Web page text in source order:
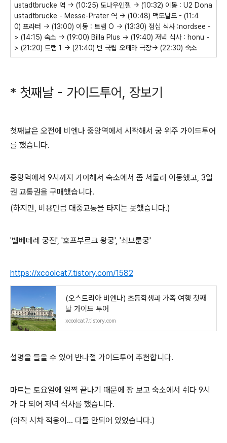
ustadtbrucke 역 -> (10:25) 도나우인젤 -> (10:32) 이동 : U2 Dona
ustadtbrucke - Messe-Prater 역 -> (10:48) 맥도날드 - (11:4
0) 프라터 -> (13:00) 이동 : 트램 O -> (13:30) 점심 식사 :nordsee -
> (14:15) 숙소 -> (19:00) Billa Plus -> (19:40) 저녁 식사 : honu -
> (21:20) 트램 1 -> (21:40) 빈 국립 오페라 극장-> (22:30) 숙소
* 첫째날 - 가이드투어, 장보기
첫째날은 오전에 비엔나 중앙역에서 시작해서 궁 위주 가이드투어
를 했습니다.
중앙역에서 9시까지 가야해서 숙소에서 좀 서둘러 이동했고, 3일
권 교통권을 구매했습니다.
(하지만, 비용만큼 대중교통을 타지는 못했습니다.)
'벨베데레 궁전', '호프부르크 왕궁', '쇠브룬궁'
https://xcoolcat7.tistory.com/1582
(오스트리아 비엔나) 초등학생과 가족 여행 첫째
날 가이드 투어
xcoolcat7.tistory.com
설명을 들을 수 있어 반나절 가이드투어 추천합니다.
마트는 토요일에 일찍 끝나기 때문에 장 보고 숙소에서 쉬다 9시
가 다 되어 저녁 식사를 했습니다.
(아직 시차 적응이... 다들 안되어 있었습니다.)